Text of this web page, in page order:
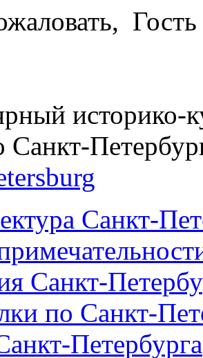
Гость
историко-
Санкт-
Санкт-
Санкт-
по Санкт-
Петербурга